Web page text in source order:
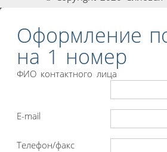
Оформление
на 1 номер
ФИО контактного лица
E-mail
Телефон/факс